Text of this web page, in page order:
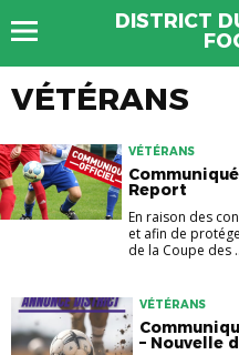
DISTRICT
VÉTÉRANS
VÉTÉRANS
Report
En raison des
et afin de
de la Coupe des
VÉTÉRANS
– Nouvelle